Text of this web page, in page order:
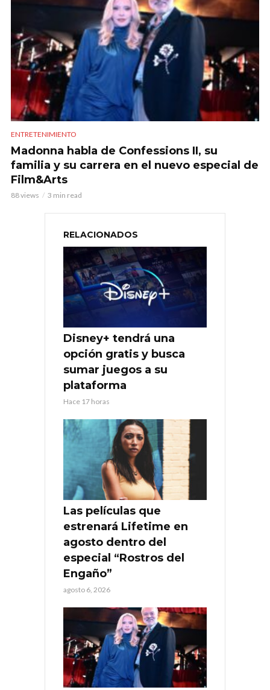
ENTRETENIMIENTO
Madonna habla de Confessions II, su
familia y su carrera en el nuevo especial de
Film&Arts
88 views 3 min read
RELACIONADOS
Disney+ tendrá una
opción gratis y busca
sumar juegos a su
plataforma
Hace 17 horas
Las películas que
estrenará Lifetime en
agosto dentro del
especial “Rostros del
Engaño”
agosto 6, 2026